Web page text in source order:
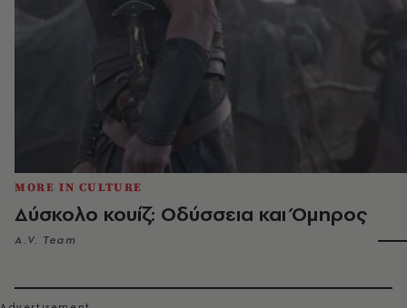
MORE IN CULTURE
Δύσκολο κουίζ: Οδύσσεια και Όμηρος
A.V. Team